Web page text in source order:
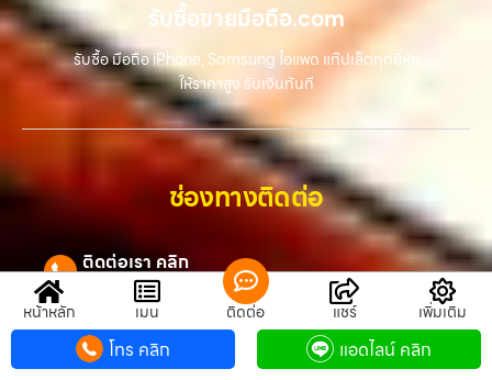
รับซื้อขายมือถือ.com
รับซื้อ มือถือ iPhone, Samsung ไอแพด แท๊ปเล็ตทุกยี่ห้อ
ให้ราคาสูง รับเงินทันที
ช่องทางติดต่อ
ติดต่อเรา คลิก
082 246 9555
แอดไลน์ คลิก
ID : @2buy
หน้าหลัก เมนู ติดต่อ แชร์ เพิ่มเติม
โทร คลิก แอดไลน์ คลิก